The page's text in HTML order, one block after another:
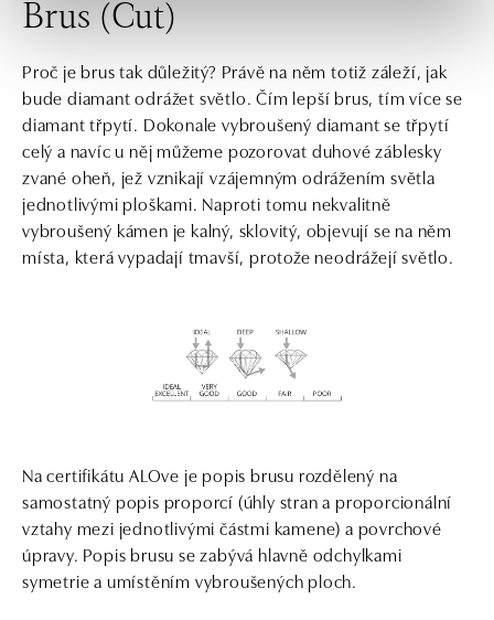
Brus (Cut)
Proč je brus tak důležitý? Právě na něm totiž záleží, jak
bude diamant odrážet světlo. Čím lepší brus, tím více se
diamant třpytí. Dokonale vybroušený diamant se třpytí
celý a navíc u něj můžeme pozorovat duhové záblesky
zvané oheň, jež vznikají vzájemným odrážením světla
jednotlivými ploškami. Naproti tomu nekvalitně
vybroušený kámen je kalný, sklovitý, objevují se na něm
místa, která vypadají tmavší, protože neodrážejí světlo.
Na certifikátu ALOve je popis brusu rozdělený na
samostatný popis proporcí (úhly stran a proporcionální
vztahy mezi jednotlivými částmi kamene) a povrchové
úpravy. Popis brusu se zabývá hlavně odchylkami
symetrie a umístěním vybroušených ploch.